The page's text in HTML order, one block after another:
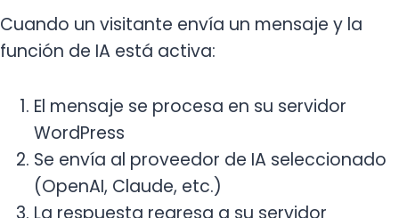
Cuando un visitante envía un mensaje y la
función de IA está activa:
El mensaje se procesa en su servidor
WordPress
Se envía al proveedor de IA seleccionado
(OpenAI, Claude, etc.)
La respuesta regresa a su servidor